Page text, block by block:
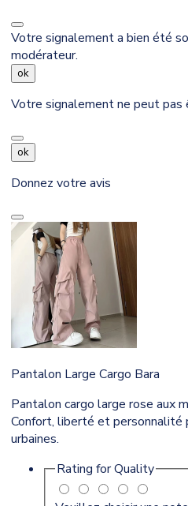
Votre signalement a bien été
modérateur.
ok
Votre signalement ne peut pas
ok
Donnez votre avis
Pantalon Large Cargo Bara
Pantalon cargo large rose aux
Confort, liberté et personnalité
urbaines.
Rating forQuality